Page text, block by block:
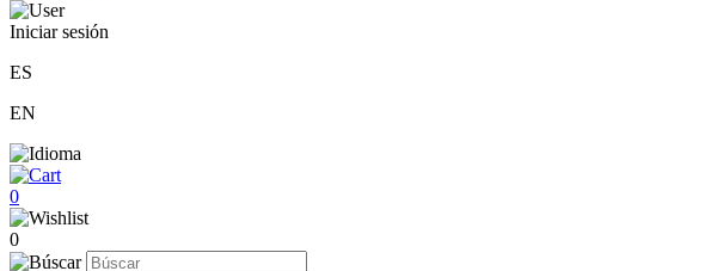
Iniciar sesión
ES
EN
0
0